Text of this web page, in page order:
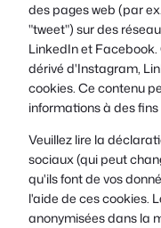
des pages web (par
"tweet") sur des
LinkedIn et
dérivé d'Instagram,
cookies. Ce contenu
informations à des
Veuillez lire la
sociaux (qui peut
qu'ils font de vos
l'aide de ces cookies.
anonymisées dans la